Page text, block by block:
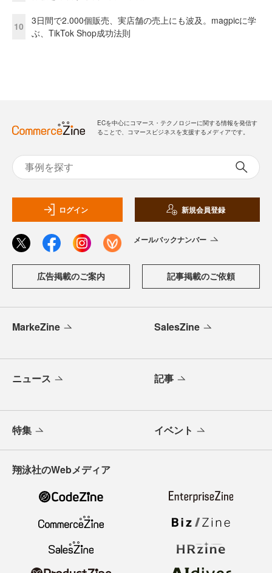
10
3日間で2.000個販売、実店舗の売上にも波及。magpicに学
ぶ、TikTok Shop成功法則
ECを中心にコマース・テクノロジーに関する情報を発信す
ることで、コマースビジネスを支援するメディアです。
ログイン 新規会員登録
メールバックナンバー
広告掲載のご案内 記事掲載のご依頼
MarkeZine SalesZine
ニュース 記事
特集 イベント
翔泳社のWebメディア